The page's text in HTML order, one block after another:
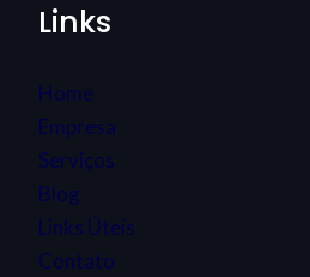
Links
Home
Empresa
Serviços
Blog
Links Úteis
Contato